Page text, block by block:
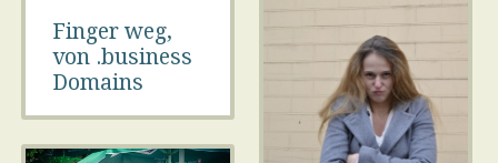
Finger weg,
von .business
Domains